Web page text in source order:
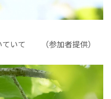
ていて （参加者提供）